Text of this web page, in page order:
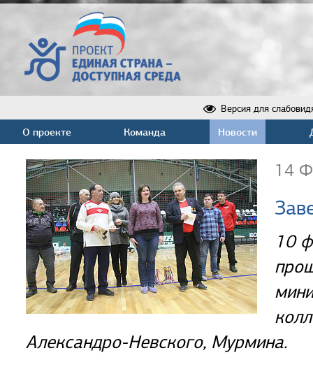
Версия для
О проекте Команда Новости
14
10
Александро-Невского, Мурмина.